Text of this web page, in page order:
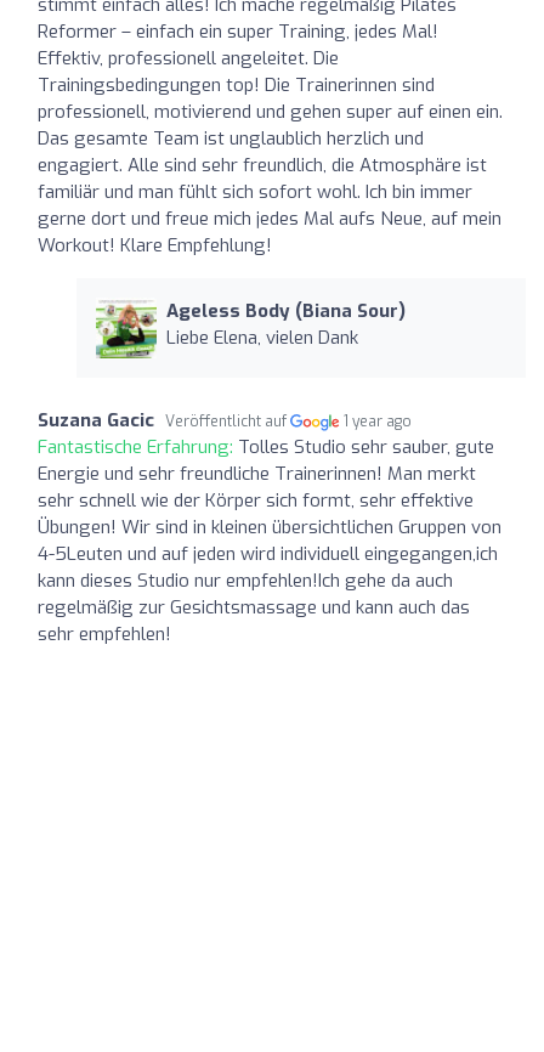
Reformer – einfach ein super Training, jedes Mal!
Effektiv, professionell angeleitet. Die
Trainingsbedingungen top! Die Trainerinnen sind
professionell, motivierend und gehen super auf einen ein.
Das gesamte Team ist unglaublich herzlich und
engagiert. Alle sind sehr freundlich, die Atmosphäre ist
familiär und man fühlt sich sofort wohl. Ich bin immer
gerne dort und freue mich jedes Mal aufs Neue, auf mein
Workout! Klare Empfehlung!
Ageless Body (Biana Sour)
Liebe Elena, vielen Dank
Suzana Gacic Veröffentlicht auf 1 year ago
Fantastische Erfahrung: Tolles Studio sehr sauber, gute
Energie und sehr freundliche Trainerinnen! Man merkt
sehr schnell wie der Körper sich formt, sehr effektive
Übungen! Wir sind in kleinen übersichtlichen Gruppen von
4-5Leuten und auf jeden wird individuell eingegangen,ich
kann dieses Studio nur empfehlen!Ich gehe da auch
regelmäßig zur Gesichtsmassage und kann auch das
sehr empfehlen!